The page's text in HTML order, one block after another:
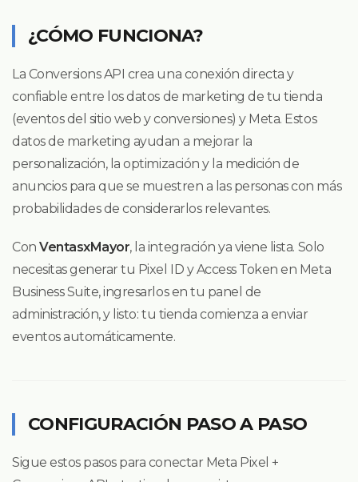
¿CÓMO FUNCIONA?
La Conversions API crea una conexión directa y
confiable entre los datos de marketing de tu tienda
(eventos del sitio web y conversiones) y Meta. Estos
datos de marketing ayudan a mejorar la
personalización, la optimización y la medición de
anuncios para que se muestren a las personas con más
probabilidades de considerarlos relevantes.
ConVentasxMayor, la integración ya viene lista. Solo
necesitas generar tu Pixel ID y Access Token en Meta
Business Suite, ingresarlos en tu panel de
administración, y listo: tu tienda comienza a enviar
eventos automáticamente.
CONFIGURACIÓN PASO A PASO
Sigue estos pasos para conectar Meta Pixel +